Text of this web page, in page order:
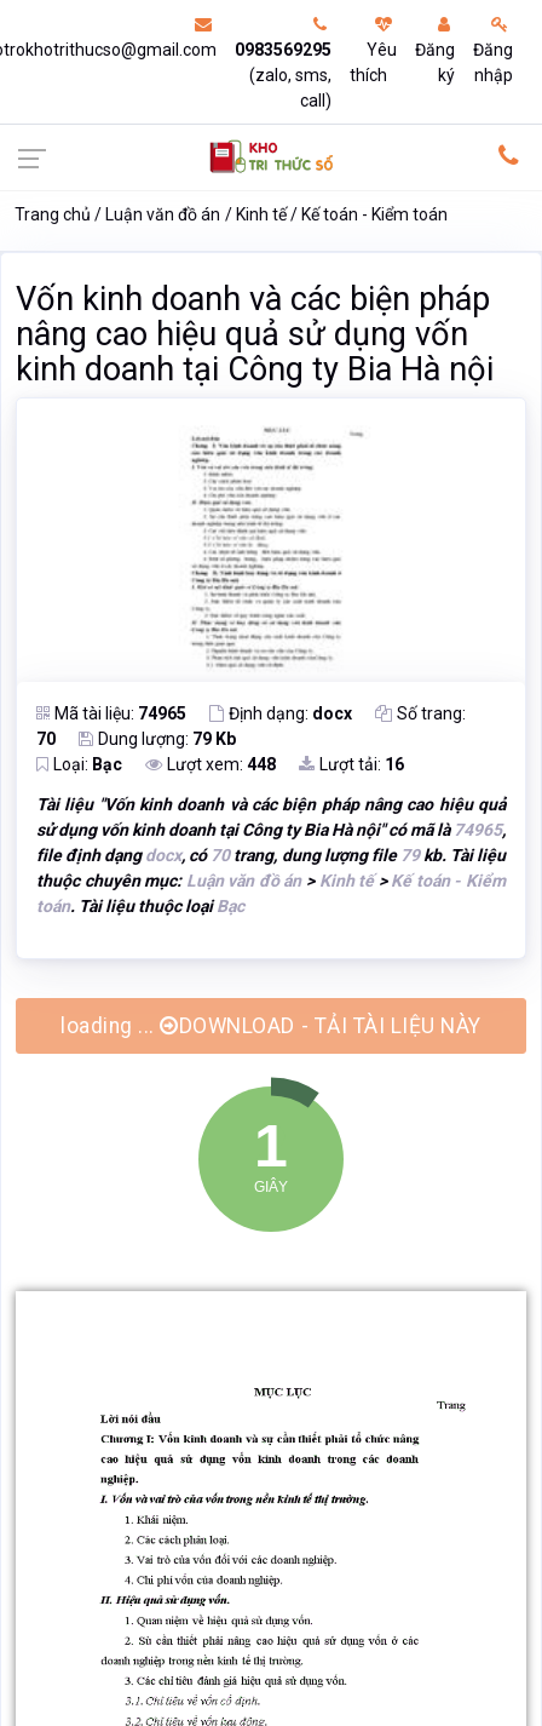
0983569295
(zalo, sms,
call)
Yêu
thích
Đăng
ký
Đăng
nhập
Trang chủ Luận văn đồ án Kinh tế Kế toán - Kiểm toán
Vốn kinh doanh và các biện pháp
nâng cao hiệu quả sử dụng vốn
kinh doanh tại Công ty Bia Hà nội
Mã tài liệu: 74965 Định dạng: docx
Số trang:
70
Dung lượng: 79 Kb
Loại: Bạc Lượt xem: 448 Lượt tải: 16
Tài liệu "Vốn kinh doanh và các biện pháp nâng cao hiệu quả
sử dụng vốn kinh doanh tại Công ty Bia Hà nội" có mã là 74965,
file định dạngdocx, có 70trang, dung lượng file 79kb. Tài liệu
thuộc chuyên mục: Luận văn đồ án> Kinh tế>Kế toán - Kiểm
toán. Tài liệu thuộc loạiBạc
DOWNLOAD - TẢI TÀI LIỆU NÀY